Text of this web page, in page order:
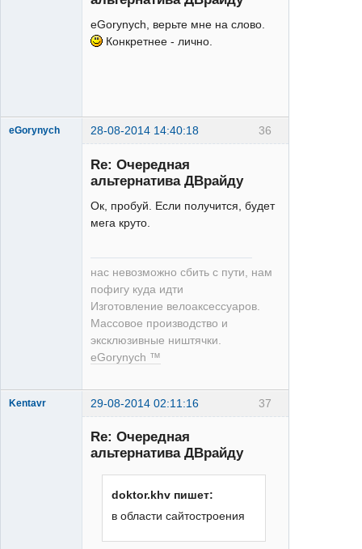
eGorynych, верьте мне на слово.
Конкретнее - лично.
36
eGorynych 28-08-2014 14:40:18
Re: Очередная
альтернатива ДВрайду
Ок, пробуй. Если получится, будет
мега круто.
нас невозможно сбить с пути, нам
пофигу куда идти
Изготовление велоаксессуаров.
Массовое производство и
эксклюзивные ништячки.
eGorynych ™
37
Kentavr 29-08-2014 02:11:16
Re: Очередная
альтернатива ДВрайду
doktor.khv пишет:
в области сайтостроения